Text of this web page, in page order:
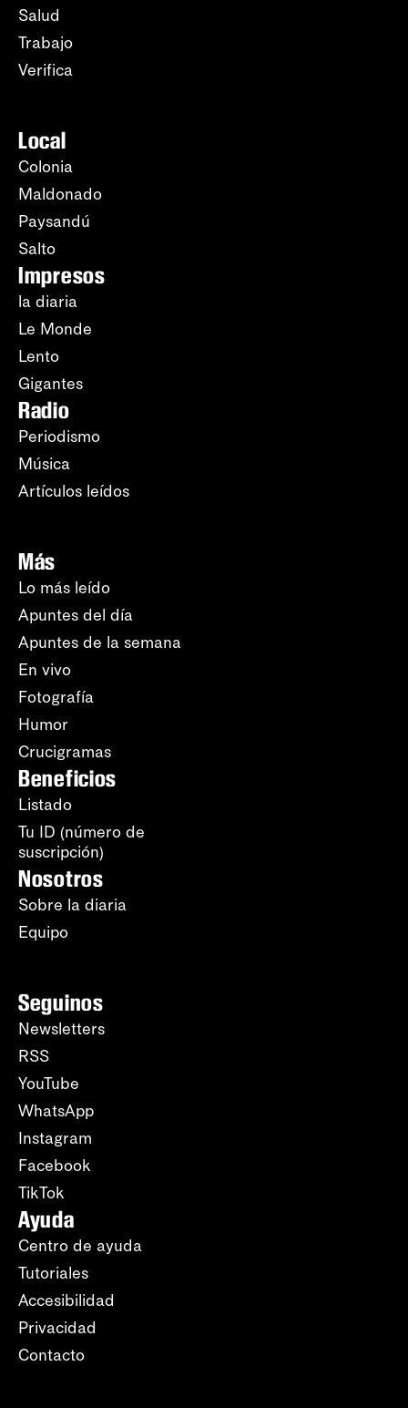
Salud
Trabajo
Verifica
Local
Colonia
Maldonado
Paysandú
Salto
Impresos
la diaria
Le Monde
Lento
Gigantes
Radio
Periodismo
Música
Artículos leídos
Más
Lo más leído
Apuntes del día
Apuntes de la semana
En vivo
Fotografía
Humor
Crucigramas
Beneficios
Listado
Tu ID (número de
suscripción)
Nosotros
Sobre la diaria
Equipo
Seguinos
Newsletters
RSS
YouTube
WhatsApp
Instagram
Facebook
TikTok
Ayuda
Centro de ayuda
Tutoriales
Accesibilidad
Privacidad
Contacto